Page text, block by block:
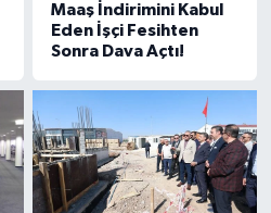
Maaş İndirimini Kabul
Eden İşçi Fesihten
Sonra Dava Açtı!